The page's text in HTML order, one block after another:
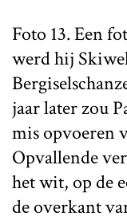
Foto 13. Een
werd hij
jaar later zou
mis opvoeren
Opvallende
het wit, op de
de overkant